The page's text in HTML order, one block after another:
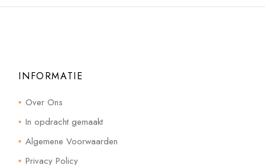
INFORMATIE
Over Ons
In opdracht gemaakt
Algemene Voorwaarden
Privacy Policy